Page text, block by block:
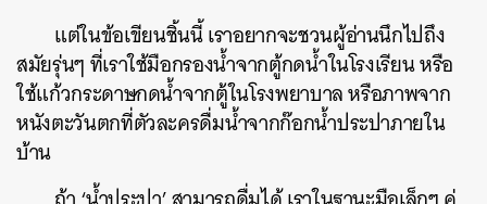
แต่ในข้อเขียนชิ้นนี้ เราอยากจะชวนผู้อ่านนึกไปถึง
สมัยรุ่นๆ ที่เราใช้มือกรองน้ำจากตู้กดน้ำในโรงเรียน หรือ
ใช้แก้วกระดาษกดน้ำจากตู้ในโรงพยาบาล หรือภาพจาก
หนังตะวันตกที่ตัวละครดื่มน้ำจากก๊อกน้ำประปาภายใน
บ้าน